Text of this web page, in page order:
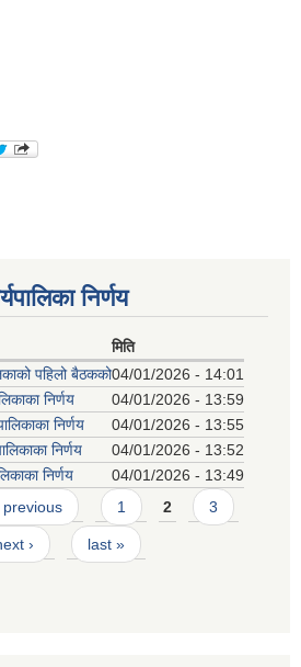
निर्णय
मिति
पहिलो बैठकको04/01/2026 - 14:01
निर्णय
04/01/2026 - 13:59
निर्णय
04/01/2026 - 13:55
निर्णय
04/01/2026 - 13:52
निर्णय
04/01/2026 - 13:49
previous 1 2 3
› last »